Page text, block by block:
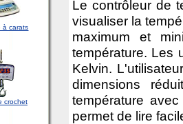
à carats
crochet
Le contrôleur de
visualiser la
maximum et
température. Les
Kelvin.
dimensions
température
permet de lire